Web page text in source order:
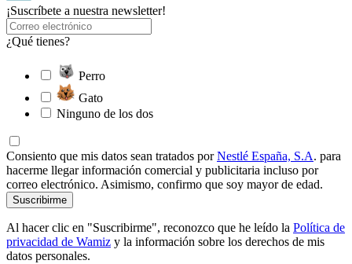
¡Suscríbete a nuestra newsletter!
¿Qué tienes?
Perro
Gato
Ninguno de los dos
Consiento que mis datos sean tratados porNestlé España, S.A. para
hacerme llegar información comercial y publicitaria incluso por
correo electrónico. Asimismo, confirmo que soy mayor de edad.
Suscribirme
Al hacer clic en "Suscribirme", reconozco que he leído la Política de
privacidad de Wamiz y la información sobre los derechos de mis
datos personales.